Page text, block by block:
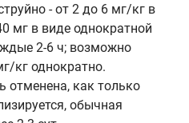
- от 2 до 6 мг/кг в
мг в виде однократной
2-6 ч; возможно
кг однократно.
как только
обычная